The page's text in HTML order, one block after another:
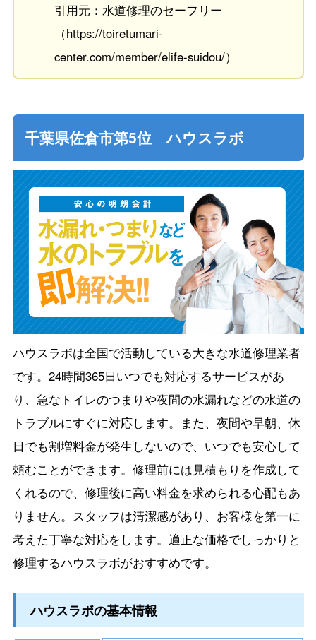
引用元：水道修理のセーフリー
（https://toiretumari-
center.com/member/elife-suidou/）
千葉県佐倉市第5位 ハウスラボ
ハウスラボは全国で活動している大きな水道修理業者
です。24時間365日いつでも対応するサービスがあ
り、急なトイレのつまりや夜間の水漏れなどの水道の
トラブルにすぐに対応します。また、夜間や早朝、休
日でも割増料金が発生しないので、いつでも安心して
頼むことができます。修理前には見積もりを作成して
くれるので、修理後に高い料金を求められる心配もあ
りません。スタッフは清潔感があり、お客様を第一に
考えた丁寧な対応をします。適正な価格でしっかりと
修理するハウスラボがおすすめです。
ハウスラボの基本情報